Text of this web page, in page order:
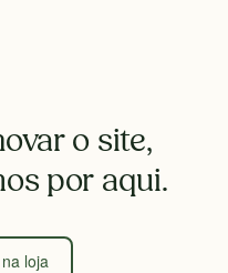
o site,
por aqui.
loja